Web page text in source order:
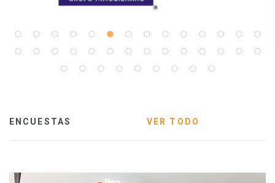
ENCUESTAS VER TODO